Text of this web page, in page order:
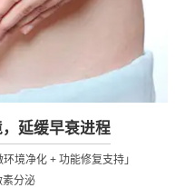
延缓早衰进程
境净化 + 功能修复支持」
素分泌